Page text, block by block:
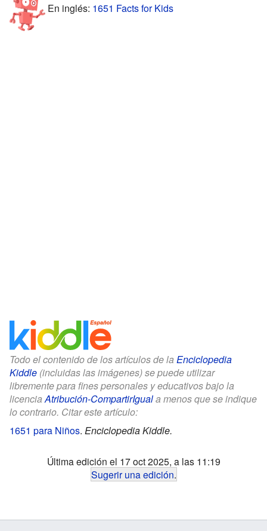
En inglés: 1651 Facts for Kids
Todo el contenido de los artículos de la Enciclopedia
Kiddle (incluidas las imágenes) se puede utilizar
libremente para fines personales y educativos bajo la
licencia Atribución-CompartirIguala menos que se indique
lo contrario. Citar este artículo:
1651 para Niños. Enciclopedia Kiddle.
Última edición el 17 oct 2025, a las 11:19
Sugerir una edición.